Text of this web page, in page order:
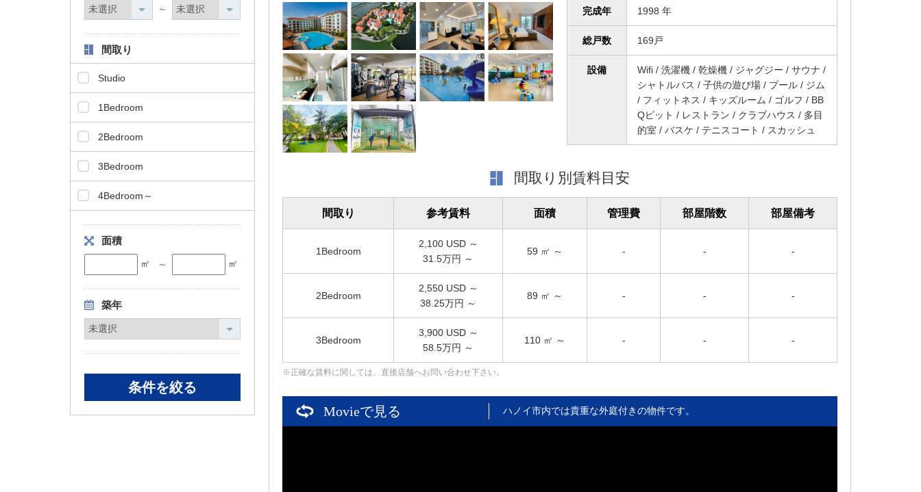
～
間取り
Studio
1Bedroom
2Bedroom
3Bedroom
4Bedroom～
面積
㎡ ～ ㎡
築年
完成年 1998 年
総戸数 169戸
設備
Wifi / 洗濯機 / 乾燥機 / ジャグジー / サウナ /
シャトルバス / 子供の遊び場 / プール / ジム
/ フィットネス / キッズルーム / ゴルフ / BB
Qピット / レストラン / クラブハウス / 多目
的室 / バスケ / テニスコート / スカッシュ
間取り別賃料目安
間取り 参考賃料 面積 管理費 部屋階数 部屋備考
1Bedroom
2,100 USD ～
31.5万円 ～
59 ㎡ ～ - - -
2Bedroom
2,550 USD ～
38.25万円 ～
89 ㎡ ～ - - -
3Bedroom
3,900 USD ～
58.5万円 ～
110 ㎡ ～ - - -
正確な賃料に関しては、直接店舗へお問い合わせ下さい。
Movieで見る ハノイ市内では貴重な外庭付きの物件です。